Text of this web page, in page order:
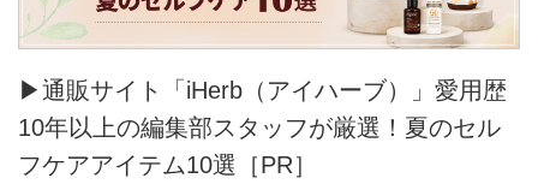
▶通販サイト「iHerb（アイハーブ）」愛用歴
10年以上の編集部スタッフが厳選！夏のセル
フケアアイテム10選［PR］